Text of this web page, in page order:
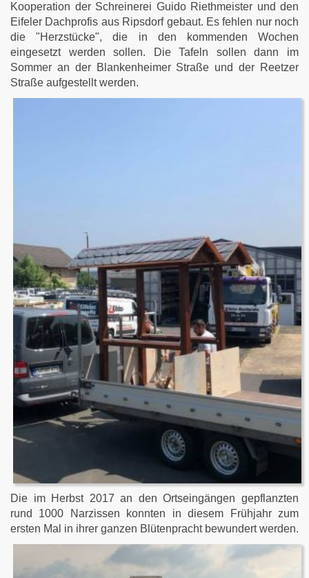
Kooperation der Schreinerei Guido Riethmeister und den
Eifeler Dachprofis aus Ripsdorf gebaut. Es fehlen nur noch
die "Herzstücke", die in den kommenden Wochen
eingesetzt werden sollen. Die Tafeln sollen dann im
Sommer an der Blankenheimer Straße und der Reetzer
Straße aufgestellt werden.
Die im Herbst 2017 an den Ortseingängen gepflanzten
rund 1000 Narzissen konnten in diesem Frühjahr zum
ersten Mal in ihrer ganzen Blütenpracht bewundert werden.